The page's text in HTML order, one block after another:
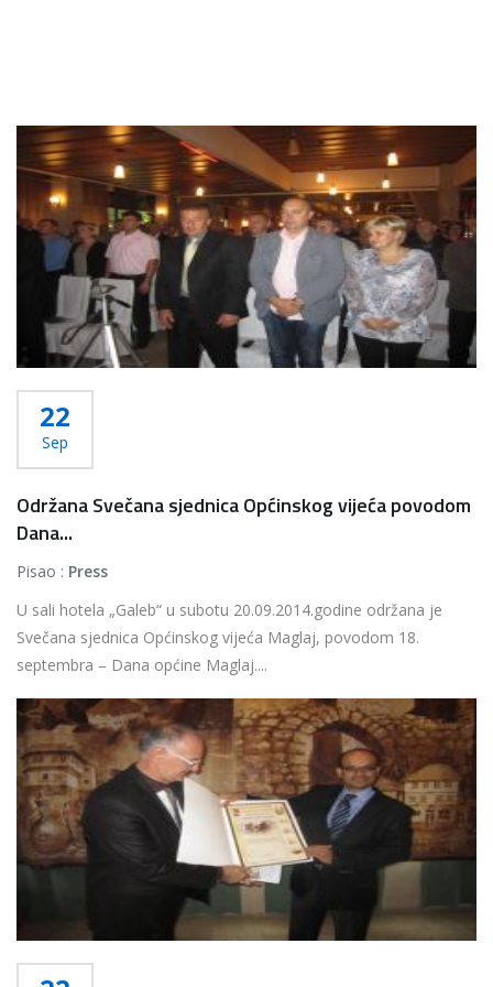
22
Sep
Održana Svečana sjednica Općinskog vijeća povodom
Dana...
Pisao : Press
U sali hotela „Galeb“ u subotu 20.09.2014.godine održana je
Svečana sjednica Općinskog vijeća Maglaj, povodom 18.
septembra – Dana općine Maglaj....
Više...